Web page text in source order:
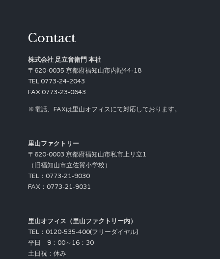
Contact
株式会社 足立音衛門 本社
〒620-0035 京都府福知山市内記44-18
TEL:0773-24-2043
FAX:0773-23-0643
※電話、FAXは里山オフィスにて対応しております。
里山ファクトリー
〒620-0003 京都府福知山市私市上リ立1
（旧福知山市立佐賀小学校）
TEL：0773-21-9030
FAX：0773-21-9031
里山オフィス（里山ファクトリー内）
TEL：0120-535-400(フリーダイヤル)
平日 9：00～16：30
土日祝：休み